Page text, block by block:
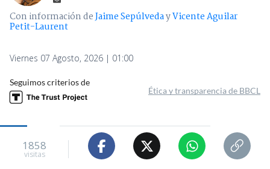
Con información deJaime SepúlvedayVicente Aguilar
Petit-Laurent
Viernes 07 Agosto, 2026 | 01:00
Seguimos criterios de
Ética y transparencia de BBCL
1858
visitas